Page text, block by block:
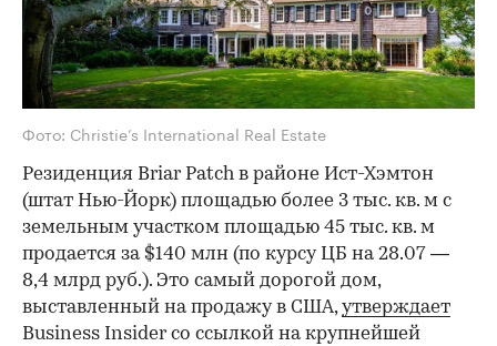
Фото: Christie’s International Real Estate
Резиденция Briar Patch в районе Ист-Хэмтон
(штат Нью-Йорк) площадью более 3 тыс. кв. м с
земельным участком площадью 45 тыс. кв. м
продается за $140 млн (по курсу ЦБ на 28.07 —
8,4 млрд руб.). Это самый дорогой дом,
выставленный на продажу в США,утверждает
Business Insider со ссылкой на крупнейшей